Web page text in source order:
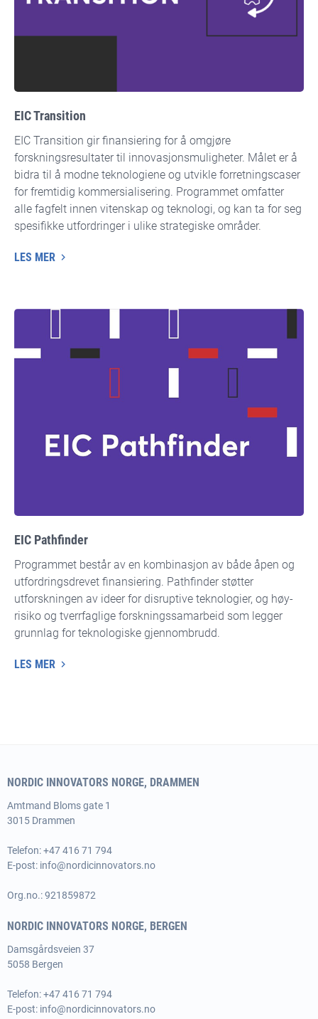
EIC Transition
EIC Transition gir finansiering for å omgjøre
forskningsresultater til innovasjonsmuligheter. Målet er å
bidra til å modne teknologiene og utvikle forretningscaser
for fremtidig kommersialisering. Programmet omfatter
alle fagfelt innen vitenskap og teknologi, og kan ta for seg
spesifikke utfordringer i ulike strategiske områder.
LES MER
EIC Pathfinder
Programmet består av en kombinasjon av både åpen og
utfordringsdrevet finansiering. Pathfinder støtter
utforskningen av ideer for disruptive teknologier, og høy-
risiko og tverrfaglige forskningssamarbeid som legger
grunnlag for teknologiske gjennombrudd.
LES MER
NORDIC INNOVATORS NORGE, DRAMMEN
Amtmand Bloms gate 1
3015 Drammen
Telefon: +47 416 71 794
E-post: info@nordicinnovators.no
Org.no.: 921859872
NORDIC INNOVATORS NORGE, BERGEN
Damsgårdsveien 37
5058 Bergen
Telefon: +47 416 71 794
E-post: info@nordicinnovators.no